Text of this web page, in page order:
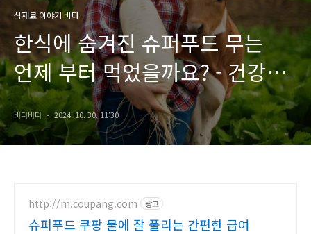
식재료 이야기 바다
한식에 숨겨진 슈퍼푸드 무는
언제 부터 먹었을까요? - 건강
효능과 유래 탐구, 무김치
(깍두기)
바다바다 2024. 10. 30. 11:30
http://m.coupang.com 광고
슈퍼푸드 쿠팡 물에 잘 풀리는 간편한 급여